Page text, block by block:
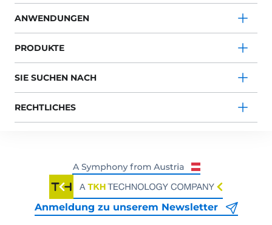
ANWENDUNGEN
PRODUKTE
SIE SUCHEN NACH
RECHTLICHES
Anmeldung zu unserem Newsletter